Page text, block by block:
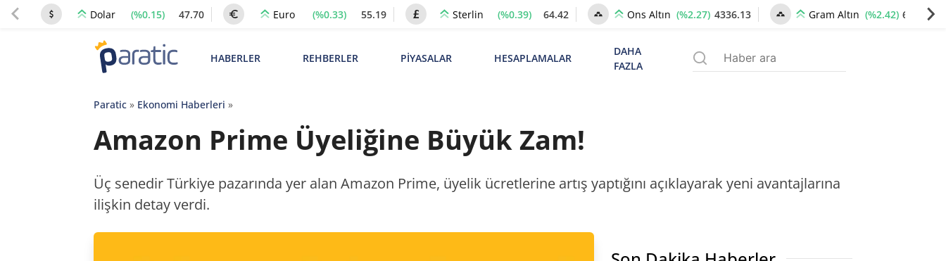
Dolar (%0.15) 47.70 Euro (%0.33) 55.19 Sterlin (%0.39) 64.42 Ons Altın (%2.27) 4336.13 Gram Altın (%2.42) 6649.93
HABERLER REHBERLER PİYASALAR HESAPLAMALAR
DAHA
FAZLA
Paratic» Ekonomi Haberleri »
Amazon Prime Üyeliğine Büyük Zam!
Üç senedir Türkiye pazarında yer alan Amazon Prime, üyelik ücretlerine artış yaptığını açıklayarak yeni avantajlarına
ilişkin detay verdi.